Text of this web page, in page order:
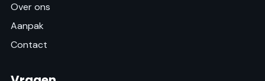
Over ons
Aanpak
Contact